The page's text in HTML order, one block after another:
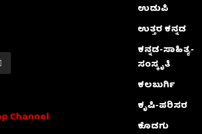
Channel
ಉಡುಪಿ
ಉತ್ತರ ಕನ್ನಡ
ಕನ್ನಡ-ಸಾಹಿತ್ಯ-
ಸಂಸ್ಕೃತಿ
ಕಲಬುರ್ಗಿ
ಕೃಷಿ-ಪರಿಸರ
ಕೊಡಗು